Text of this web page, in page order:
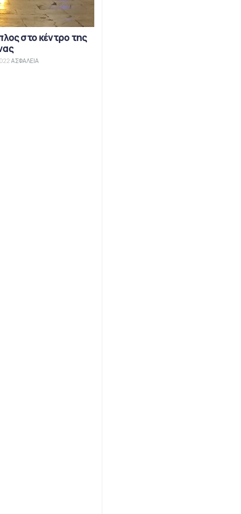
στο κέντρο της
ΑΣΦΑΛΕΙΑ